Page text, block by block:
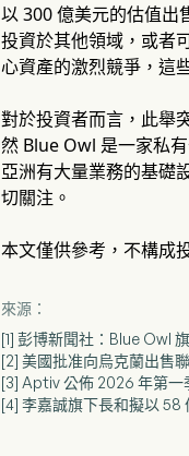
以 300 億美元的估值出
投資於其他領域，或者
心資產的激烈競爭，這
對於投資者而言，此舉
然 Blue Owl 是一家私
亞洲有大量業務的基礎
切關注。
本文僅供參考，不構成
來源：
[1] 彭博新聞社：Blue Owl
[2] 美國批准向烏克蘭出售
[3] Aptiv 公佈 2026 年第一
[4] 李嘉誠旗下長和擬以 58